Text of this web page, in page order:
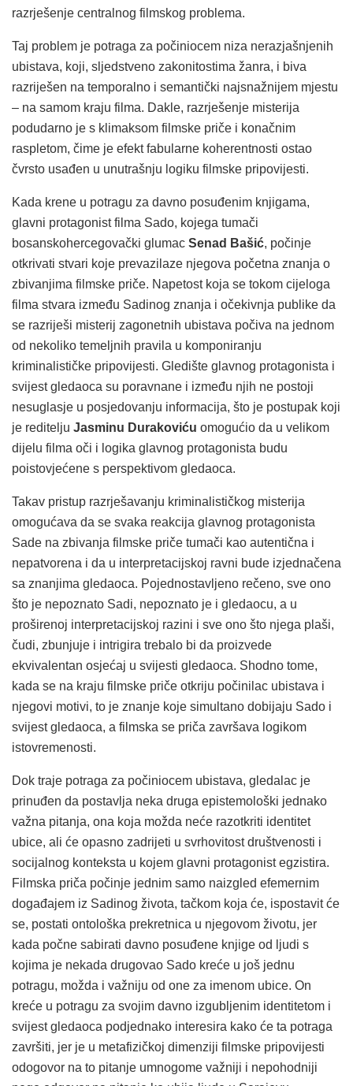
razrješenje centralnog filmskog problema.
Taj problem je potraga za počiniocem niza nerazjašnjenih
ubistava, koji, sljedstveno zakonitostima žanra, i biva
razriješen na temporalno i semantički najsnažnijem mjestu
– na samom kraju filma. Dakle, razrješenje misterija
podudarno je s klimaksom filmske priče i konačnim
raspletom, čime je efekt fabularne koherentnosti ostao
čvrsto usađen u unutrašnju logiku filmske pripovijesti.
Kada krene u potragu za davno posuđenim knjigama,
glavni protagonist filma Sado, kojega tumači
bosanskohercegovački glumac Senad Bašić, počinje
otkrivati stvari koje prevazilaze njegova početna znanja o
zbivanjima filmske priče. Napetost koja se tokom cijeloga
filma stvara između Sadinog znanja i očekivnja publike da
se razriješi misterij zagonetnih ubistava počiva na jednom
od nekoliko temeljnih pravila u komponiranju
kriminalističke pripovijesti. Gledište glavnog protagonista i
svijest gledaoca su poravnane i između njih ne postoji
nesuglasje u posjedovanju informacija, što je postupak koji
je reditelju Jasminu Durakoviću omogućio da u velikom
dijelu filma oči i logika glavnog protagonista budu
poistovjećene s perspektivom gledaoca.
Takav pristup razrješavanju kriminalističkog misterija
omogućava da se svaka reakcija glavnog protagonista
Sade na zbivanja filmske priče tumači kao autentična i
nepatvorena i da u interpretacijskoj ravni bude izjednačena
sa znanjima gledaoca. Pojednostavljeno rečeno, sve ono
što je nepoznato Sadi, nepoznato je i gledaocu, a u
proširenoj interpretacijskoj razini i sve ono što njega plaši,
čudi, zbunjuje i intrigira trebalo bi da proizvede
ekvivalentan osjećaj u svijesti gledaoca. Shodno tome,
kada se na kraju filmske priče otkriju počinilac ubistava i
njegovi motivi, to je znanje koje simultano dobijaju Sado i
svijest gledaoca, a filmska se priča završava logikom
istovremenosti.
Dok traje potraga za počiniocem ubistava, gledalac je
prinuđen da postavlja neka druga epistemološki jednako
važna pitanja, ona koja možda neće razotkriti identitet
ubice, ali će opasno zadrijeti u svrhovitost društvenosti i
socijalnog konteksta u kojem glavni protagonist egzistira.
Filmska priča počinje jednim samo naizgled efemernim
događajem iz Sadinog života, tačkom koja će, ispostavit će
se, postati ontološka prekretnica u njegovom životu, jer
kada počne sabirati davno posuđene knjige od ljudi s
kojima je nekada drugovao Sado kreće u još jednu
potragu, možda i važniju od one za imenom ubice. On
kreće u potragu za svojim davno izgubljenim identitetom i
svijest gledaoca podjednako interesira kako će ta potraga
završiti, jer je u metafizičkoj dimenziji filmske pripovijesti
odogovor na to pitanje umnogome važniji i nepohodniji